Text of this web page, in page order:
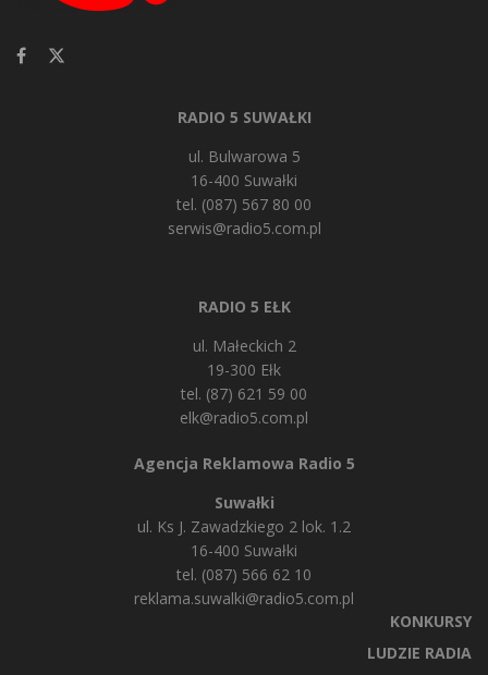
RADIO 5 SUWAŁKI
ul. Bulwarowa 5
16-400 Suwałki
tel. (087) 567 80 00
serwis@radio5.com.pl
RADIO 5 EŁK
ul. Małeckich 2
19-300 Ełk
tel. (87) 621 59 00
elk@radio5.com.pl
Agencja Reklamowa Radio 5
Suwałki
ul. Ks J. Zawadzkiego 2 lok. 1.2
16-400 Suwałki
tel. (087) 566 62 10
reklama.suwalki@radio5.com.pl
KONKURSY
LUDZIE RADIA